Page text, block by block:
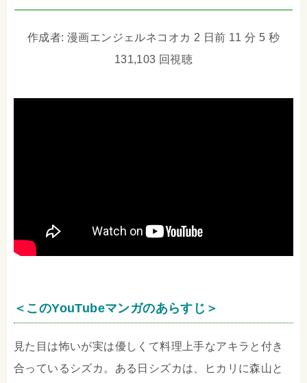
作成者: 漫画エンジェルネコオカ 2 日前 11 分 5 秒
131,103 回視聴
＜このYouTubeマンガのあらすじ＞
見た目は怖いが実は優しくて料理上手なアキラと付き
合っているシズカ。ある日シズカは、ヒカリに森山と